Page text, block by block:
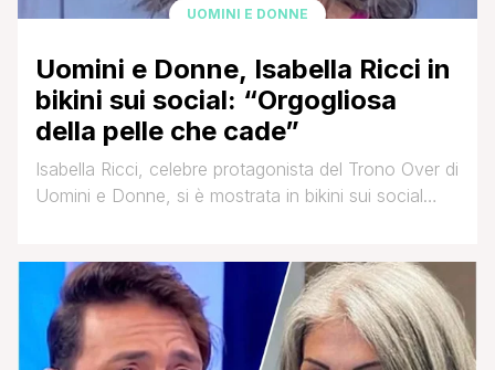
UOMINI E DONNE
Uomini e Donne, Isabella Ricci in
bikini sui social: “Orgogliosa
della pelle che cade”
Isabella Ricci, celebre protagonista del Trono Over di
Uomini e Donne, si è mostrata in bikini sui social
hanno portato al divorzio da Fabio Mantovani,
conosciuto nel dating show e con il quale è
convolata a nozze nel 2018. [']